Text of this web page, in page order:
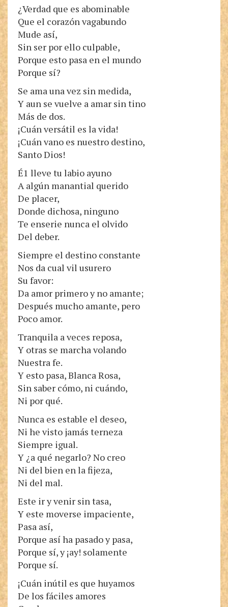
¿Verdad que es abominable
Que el corazón vagabundo
Mude así,
Sin ser por ello culpable,
Porque esto pasa en el mundo
Porque sí?
Se ama una vez sin medida,
Y aun se vuelve a amar sin tino
Más de dos.
¡Cuán versátil es la vida!
¡Cuán vano es nuestro destino,
Santo Dios!
É1 lleve tu labio ayuno
A algún manantial querido
De placer,
Donde dichosa, ninguno
Te enserie nunca el olvido
Del deber.
Siempre el destino constante
Nos da cual vil usurero
Su favor:
Da amor primero y no amante;
Después mucho amante, pero
Poco amor.
Tranquila a veces reposa,
Y otras se marcha volando
Nuestra fe.
Y esto pasa, Blanca Rosa,
Sin saber cómo, ni cuándo,
Ni por qué.
Nunca es estable el deseo,
Ni he visto jamás terneza
Siempre igual.
Y ¿a qué negarlo? No creo
Ni del bien en la fijeza,
Ni del mal.
Este ir y venir sin tasa,
Y este moverse impaciente,
Pasa así,
Porque así ha pasado y pasa,
Porque sí, y ¡ay! solamente
Porque sí.
¡Cuán inútil es que huyamos
De los fáciles amores